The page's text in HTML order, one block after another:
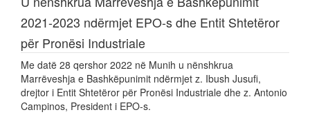
2021-2023 ndërmjet EPO-s dhe Entit Shtetëror
për Pronësi Industriale
Me datë 28 qershor 2022 në Munih u nënshkrua
Marrëveshja e Bashkëpunimit ndërmjet z. Ibush Jusufi,
drejtor i Entit Shtetëror për Pronësi Industriale dhe z. Antonio
Campinos, President i EPO-s.